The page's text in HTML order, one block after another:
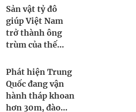
giả chi quả', lên
cả máy bay đi
quốc tế
Sản vật tỷ đô
giúp Việt Nam
trở thành ông
trùm của thế
phần 18% toàn
cầu, diện tích
trồng hơn
700.000 ha
Phát hiện Trung
Quốc đang vận
hành tháp khoan
hơn 30m, đào